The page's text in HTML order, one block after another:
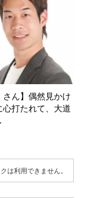
さん】偶然見かけ
心打たれて、大道
は利用できません。